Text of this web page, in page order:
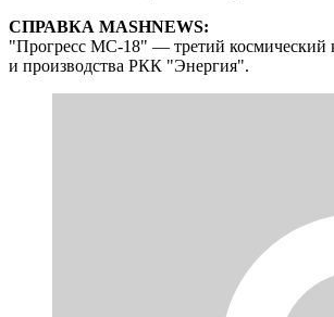
СПРАВКА MASHNEWS:
"Прогресс МС-18" — третий космический
и производства РКК "Энергия".